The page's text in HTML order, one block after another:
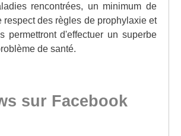
rencontrées, un minimum de
respect des règles de prophylaxie et
permettront d'effectuer un superbe
de santé.
sur Facebook